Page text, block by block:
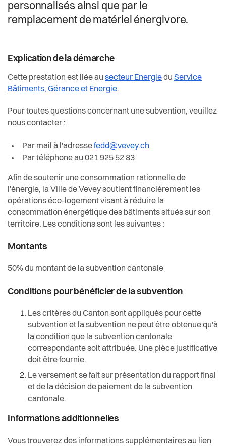
Pilier public
personnalisés ainsi que par le
remplacement de matériel énergivore.
Explication de la démarche
Cette prestation est liée au secteur Energiedu Service
Bâtiments, Gérance et Energie.
Pour toutes questions concernant une subvention, veuillez
nous contacter :
Par mail à l'adressefedd@vevey.ch
Par téléphone au 021 925 52 83
Afin de soutenir une consommation rationnelle de
l'énergie, la Ville de Vevey soutient financièrement les
opérations éco-logement visant à réduire la
consommation énergétique des bâtiments situés sur son
territoire. Les conditions sont les suivantes :
Montants
50% du montant de la subvention cantonale
Conditions pour bénéficier de la subvention
Les critères du Canton sont appliqués pour cette
subvention et la subvention ne peut être obtenue qu'à
la condition que la subvention cantonale
correspondante soit attribuée. Une pièce justificative
doit être fournie.
Le versement se fait sur présentation du rapport final
et de la décision de paiement de la subvention
cantonale.
Informations additionnelles
Vous trouverez des informations supplémentaires au lien